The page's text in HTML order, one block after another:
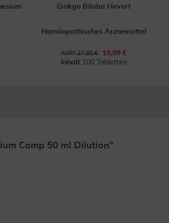
Ginkgo Biloba Hevert
Homöopathisches Arzneimittel
AVP* 27,95 €
19,99 €
Inhalt 100 Tabletten
Comp 50 ml Dilution"
Weiterlesen